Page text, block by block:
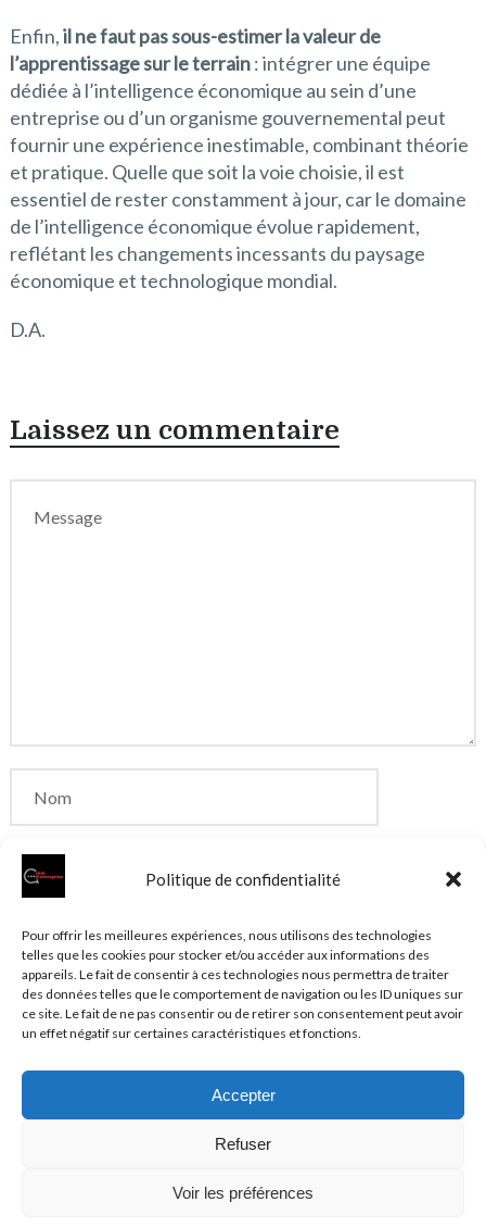
Politique de confidentialité
Pour offrir les meilleures expériences, nous utilisons des technologies
telles que les cookies pour stocker et/ou accéder aux informations des
appareils. Le fait de consentir à ces technologies nous permettra de traiter
des données telles que le comportement de navigation ou les ID uniques sur
ce site. Le fait de ne pas consentir ou de retirer son consentement peut avoir
un effet négatif sur certaines caractéristiques et fonctions.
Accepter
Refuser
Voir les préférences
Enfin,il ne faut pas sous-estimer la valeur de
l’apprentissage sur le terrain: intégrer une équipe
dédiée à l’intelligence économique au sein d’une
entreprise ou d’un organisme gouvernemental peut
fournir une expérience inestimable, combinant théorie
et pratique. Quelle que soit la voie choisie, il est
essentiel de rester constamment à jour, car le domaine
de l’intelligence économique évolue rapidement,
reflétant les changements incessants du paysage
économique et technologique mondial.
D.A.
Laissez un commentaire
Enregistrer mon nom, mon e-mail et mon site dans
le navigateur pour mon prochain commentaire.
Actualité au sens large
Plan du site